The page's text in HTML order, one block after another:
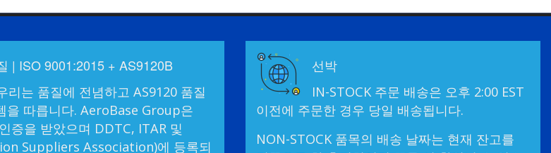
| ISO 9001:2015 + AS9120B
리는 품질에 전념하고 AS9120 품질
을 따릅니다. AeroBase Group은
증을 받았으며 DDTC, ITAR 및
Suppliers Association)에 등록되
선박
IN-STOCK 주문 배송은 오후 2:00 EST
이전에 주문한 경우 당일 배송됩니다.
NON-STOCK 품목의 배송 날짜는 현재 잔고를